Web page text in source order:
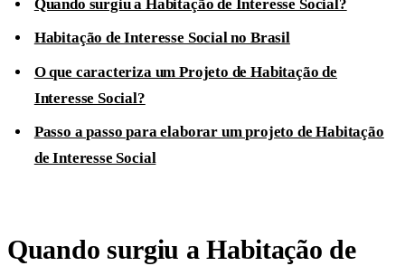
Quando surgiu a Habitação de Interesse Social?
Habitação de Interesse Social no Brasil
O que caracteriza um Projeto de Habitação de
Interesse Social?
Passo a passo para elaborar um projeto de Habitação
de Interesse Social
Quando surgiu a Habitação de